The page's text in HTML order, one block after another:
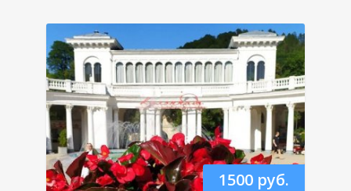
1500 руб.